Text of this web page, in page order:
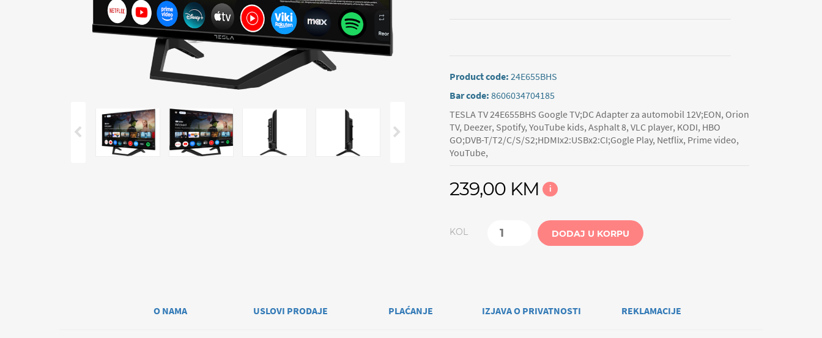
Product code:24E655BHS
Bar code:8606034704185
TESLA TV 24E655BHS Google TV;DC Adapter za automobil 12V;EON, Orion
TV, Deezer, Spotify, YouTube kids, Asphalt 8, VLC player, KODI, HBO
GO;DVB-T/T2/C/S/S2;HDMIx2:USBx2:CI;Gogle Play, Netflix, Prime video,
YouTube,
239,00 KM i
KOL DODAJ U KORPU
O NAMA USLOVI PRODAJE PLAĆANJE IZJAVA O PRIVATNOSTI REKLAMACIJE